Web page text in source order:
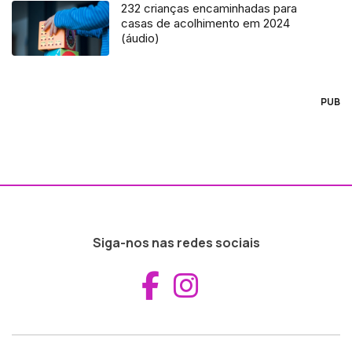
232 crianças encaminhadas para
casas de acolhimento em 2024
(áudio)
PUB
Siga-nos nas redes sociais
Aceder ao